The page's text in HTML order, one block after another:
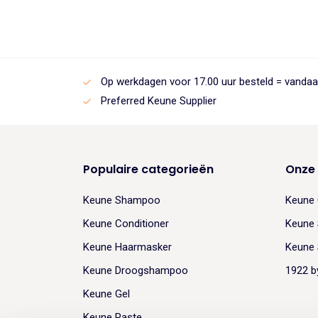
Op werkdagen voor 17.00 uur besteld =
Preferred Keune Supplier
Populaire categorieën
Keune Shampoo
Keune Conditioner
Keune Haarmasker
Keune Droogshampoo
Keune Gel
Keune
Keune
Keune
1922